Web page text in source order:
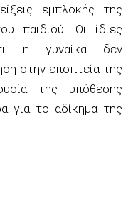
εμπλοκής της
παιδιού. Οι ίδιες
η γυναίκα δεν
στην εποπτεία της
της υπόθεσης
για το αδίκημα της